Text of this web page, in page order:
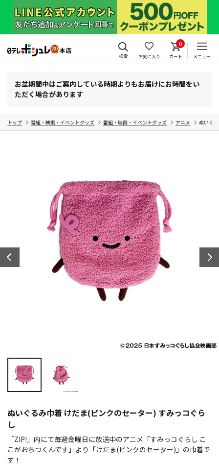
検索 お気に入り
0
カート メニュー
お盆期間中はご案内している時期よりもお届けにお時間をい
ただく場合があります
トップ 番組・映画・イベントグッズ 番組・映画・イベントグッズ アニメ ぬいぐ
ぬいぐるみ巾着 けだま(ピンクのセーター) すみっコぐら
し
「ZIP!」内にて毎週金曜日に放送中のアニメ「すみっコぐらし こ
こがおちつくんです」より「けだま(ピンクのセーター)」の巾着で
す！